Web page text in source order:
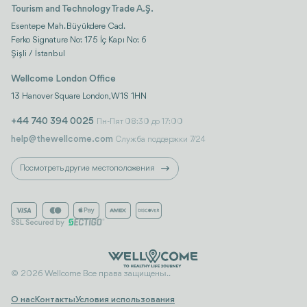
Tourism and Technology Trade A.Ş.
Esentepe Mah. Büyükdere Cad.
Ferko Signature No: 175 İç Kapı No: 6
Şişli / İstanbul
Wellcome London Office
13 Hanover Square London, W1S 1HN
+44 740 394 0025 Пн-Пят 08:30 до 17:00
help@thewellcome.com Служба поддержки 7/24
Посмотреть другие местоположения
© 2026 Wellcome Все права защищены..
О насКонтактыУсловия использования